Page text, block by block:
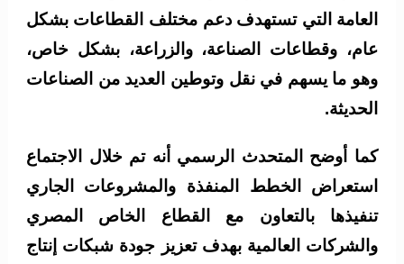
العامة التي تستهدف دعم مختلف القطاعات بشكل
عام، وقطاعات الصناعة، والزراعة، بشكل خاص،
وهو ما يسهم في نقل وتوطين العديد من الصناعات
الحديثة.
كما أوضح المتحدث الرسمي أنه تم خلال الاجتماع
استعراض الخطط المنفذة والمشروعات الجاري
تنفيذها بالتعاون مع القطاع الخاص المصري
والشركات العالمية بهدف تعزيز جودة شبكات إنتاج